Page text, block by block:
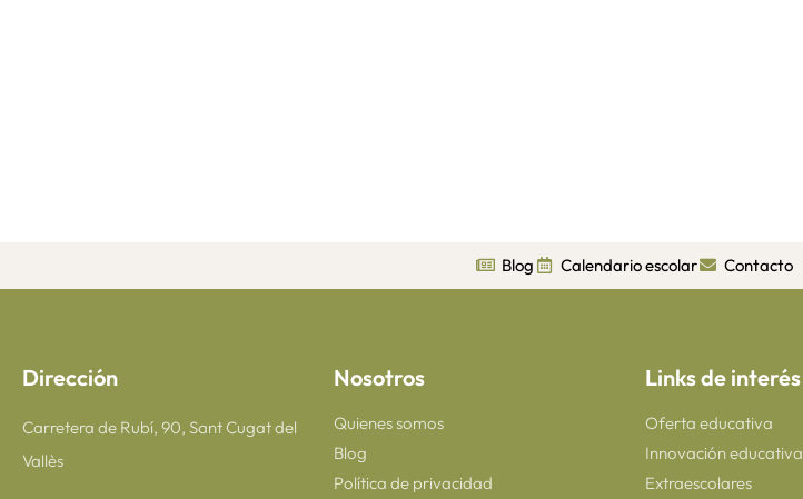
Blog Calendario escolar Contacto
Dirección
Carretera de Rubí, 90, Sant Cugat del
Vallès
Nosotros
Quienes somos
Blog
Política de privacidad
Links de interés
Oferta educativa
Innovación educativa
Extraescolares